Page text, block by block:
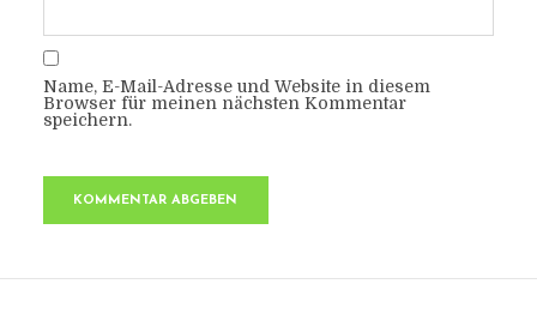
Name, E-Mail-Adresse und Website in diesem
Browser für meinen nächsten Kommentar
speichern.